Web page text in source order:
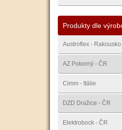
Produkty dle
Austroflex - Rakousko
AZ Pokorný - ČR
Cimm - Itálie
DZD Dražice - ČR
Elektrobock - ČR